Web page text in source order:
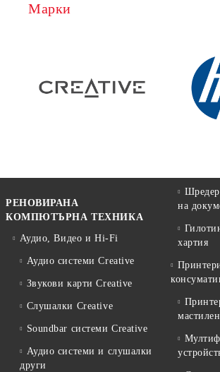
Марки
РЕНОВИРАНА
КОМПЮТЪРНА ТЕХНИКА
Аудио, Видео и Hi-Fi
Аудио системи Creative
Звукови карти Creative
Слушалки Creative
Soundbar системи Creative
Аудио системи и слушалки
други
на
хартия